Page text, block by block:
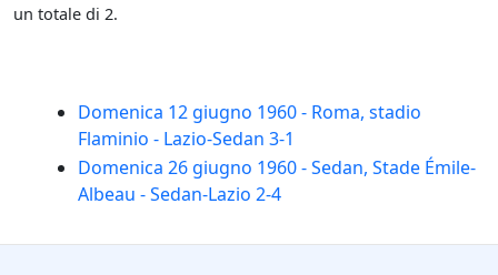
un totale di 2.
Domenica 12 giugno 1960 - Roma, stadio
Flaminio - Lazio-Sedan 3-1
Domenica 26 giugno 1960 - Sedan, Stade Émile-
Albeau - Sedan-Lazio 2-4